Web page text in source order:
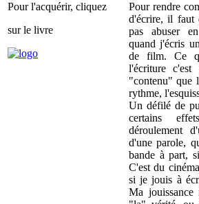
Pour l'acquérir, cliquez
sur le livre
Pour rendre
d'écrire, il faut
pas abuser
quand j'écris
de film. Ce
l'écriture
"contenu" que
rythme,
Un défilé de
certains
déroulement
d'une parole,
bande à part,
C'est du
si je jouis à
Ma